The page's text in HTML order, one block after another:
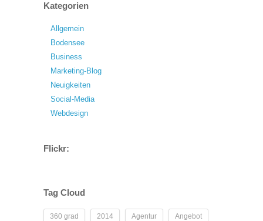
Kategorien
Allgemein
Bodensee
Business
Marketing-Blog
Neuigkeiten
Social-Media
Webdesign
Flickr:
Tag Cloud
360 grad 2014 Agentur Angebot